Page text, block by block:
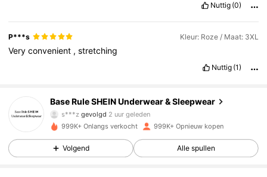
Nuttig (0)
P***s Kleur: Roze / Maat: 3XL
Veryconvenient ,stretching
Nuttig (1)
Base Rule SHEIN Underwear & Sleepwear
s***zgevolgd 2 uur geleden
999K+ Onlangs verkocht 999K+ Opnieuw kopen
Volgend Alle spullen